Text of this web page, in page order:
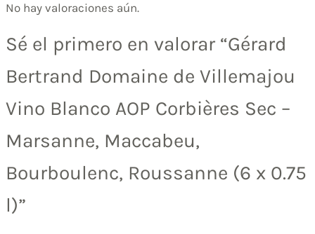
No hay valoraciones aún.
Sé el primero en valorar “Gérard
Bertrand Domaine de Villemajou
Vino Blanco AOP Corbières Sec –
Marsanne, Maccabeu,
Bourboulenc, Roussanne (6 x 0.75
l)”